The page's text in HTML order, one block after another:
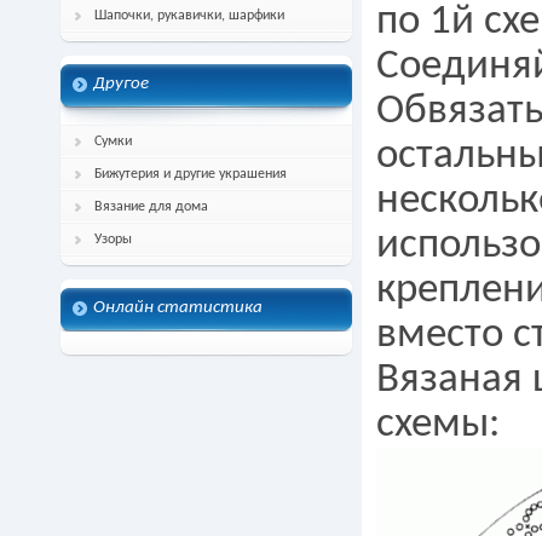
Шапочки, рукавички, шарфики
Другое
Сумки
Бижутерия и другие украшения
Вязание для дома
Узоры
Онлайн статистика
по 1й
вместо
схемы: